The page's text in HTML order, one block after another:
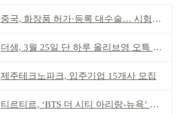
중국, 화장품 허가·등록 대수술… 시험자료 공용 허용
더샘, 3월 25일 단 하루 올리브영 오특 참여
제주테크노파크, 입주기업 15개사 모집
티르티르, ‘BTS 더 시티 아리랑-뉴욕’ 참여